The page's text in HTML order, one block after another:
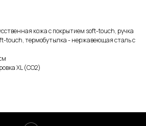
кожа с покрытием soft-touch, ручка
touch, термобутылка - нержавеющая cталь с
XL (СО2)